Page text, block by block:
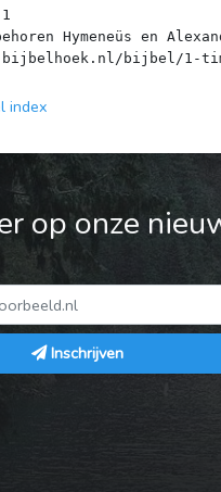
Hymeneüs en
index
op onze
Inschrijven